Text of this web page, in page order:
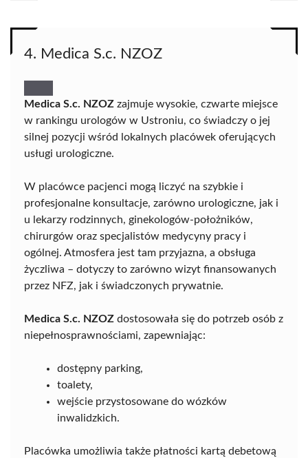
4. Medica S.c. NZOZ
Medica S.c. NZOZ zajmuje wysokie, czwarte miejsce
w rankingu urologów w Ustroniu, co świadczy o jej
silnej pozycji wśród lokalnych placówek oferujących
usługi urologiczne.
W placówce pacjenci mogą liczyć na szybkie i
profesjonalne konsultacje, zarówno urologiczne, jak i
u lekarzy rodzinnych, ginekologów-położników,
chirurgów oraz specjalistów medycyny pracy i
ogólnej. Atmosfera jest tam przyjazna, a obsługa
życzliwa – dotyczy to zarówno wizyt finansowanych
przez NFZ, jak i świadczonych prywatnie.
Medica S.c. NZOZ dostosowała się do potrzeb osób z
niepełnosprawnościami, zapewniając:
dostępny parking,
toalety,
wejście przystosowane do wózków
inwalidzkich.
Placówka umożliwia także płatności kartą debetową